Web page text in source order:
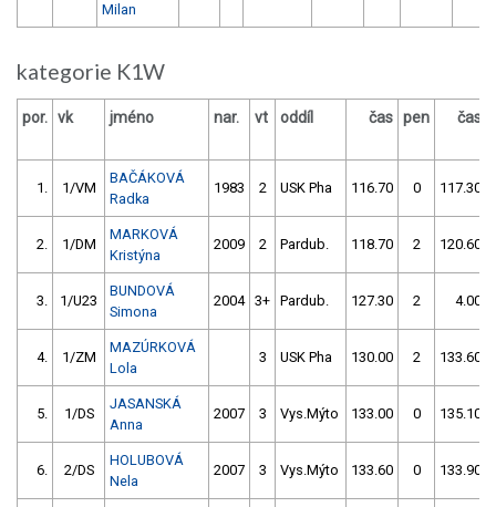
Milan
kategorie K1W
por. vk jméno nar. vt oddíl čas pen čas
1. 1/VM
BAČÁKOVÁ
Radka
1983 2 USK Pha 116.70 0 117.30
2. 1/DM
MARKOVÁ
Kristýna
2009 2 Pardub. 118.70 2 120.60
3. 1/U23
BUNDOVÁ
Simona
2004 3+ Pardub. 127.30 2 4.00
4. 1/ZM
MAZÚRKOVÁ
Lola
3 USK Pha 130.00 2 133.60
5. 1/DS
JASANSKÁ
Anna
2007 3 Vys.Mýto 133.00 0 135.10
6. 2/DS
HOLUBOVÁ
Nela
2007 3 Vys.Mýto 133.60 0 133.90